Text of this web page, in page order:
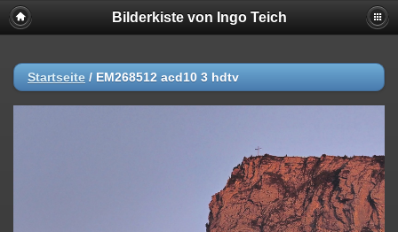
Bilderkiste von Ingo Teich
Startseite / EM268512 acd10 3 hdtv